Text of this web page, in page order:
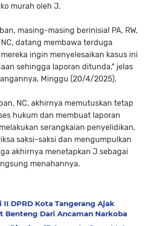
murah oleh J.
masing-masing berinisial PA, RW,
NC, datang membawa terduga
ingin menyelesaikan kasus ini
sehingga laporan ditunda," jelas
Minggu (20/4/2025).
NC, akhirnya memutuskan tetap
hukum dan membuat laporan
serangkaian penyelidikan,
saksi-saksi dan mengumpulkan
akhirnya menetapkan J sebagai
menahannya.
DPRD Kota Tangerang Ajak
Benteng Dari Ancaman Narkoba